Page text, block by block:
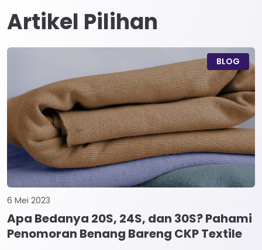
Artikel Pilihan
BLOG
6 Mei 2023
Apa Bedanya 20S, 24S, dan 30S? Pahami
Penomoran Benang Bareng CKP Textile